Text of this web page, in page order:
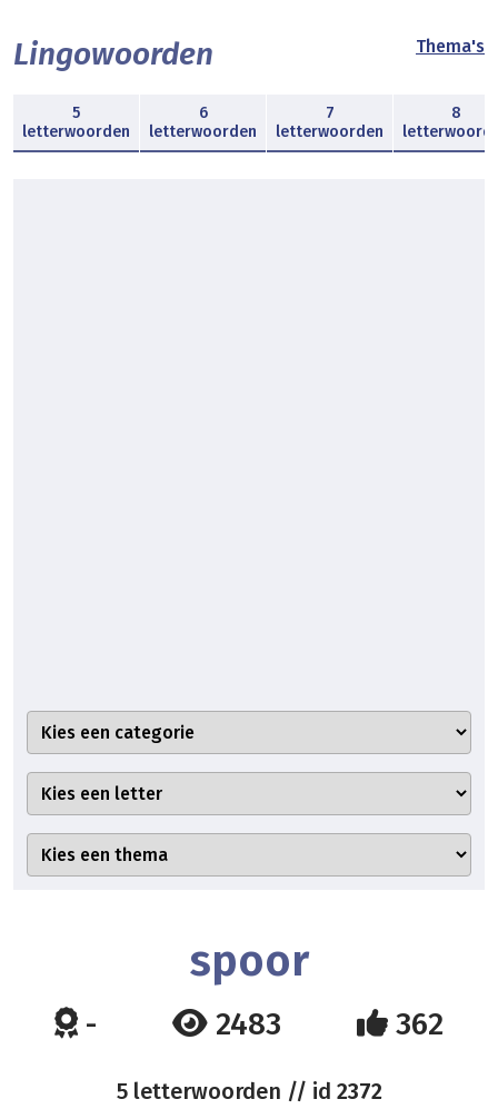
Lingowoorden Thema's
5
letterwoorden
6
letterwoorden
7
letterwoorden
8
spoor
- 2483 362
5 letterwoorden // id 2372